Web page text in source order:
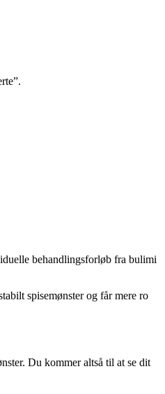
behandlingsforløb fra bulimi
spisemønster og får mere ro
Du kommer altså til at se dit